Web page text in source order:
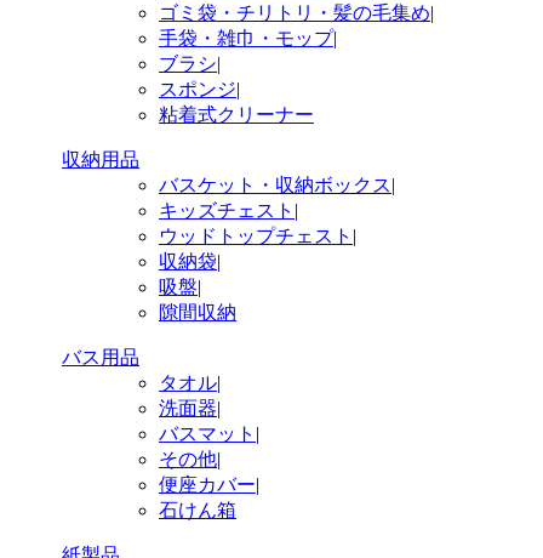
ゴミ袋・チリトリ・髪の毛集め|
手袋・雑巾・モップ|
ブラシ|
スポンジ|
粘着式クリーナー
収納用品
バスケット・収納ボックス|
キッズチェスト |
ウッドトップチェスト |
収納袋|
吸盤|
隙間収納
バス用品
タオル|
洗面器|
バスマット |
その他|
便座カバー|
石けん箱